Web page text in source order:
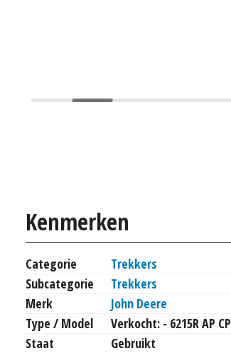
Kenmerken
Categorie
Trekkers
Subcategorie
Trekkers
Merk
John Deere
Type / Model
Verkocht: - 6215R AP CP
Staat
Gebruikt